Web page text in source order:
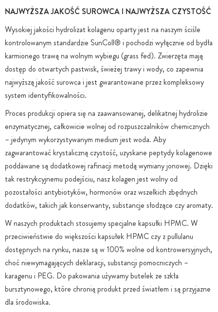
NAJWYŻSZA JAKOŚĆ SUROWCA I NAJWYŻSZA CZYSTOŚĆ
Wysokiej jakości hydrolizat kolagenu oparty jest na naszym ściśle
kontrolowanym standardzie SunColl® i pochodzi wyłącznie od bydła
karmionego trawą na wolnym wybiegu (grass fed). Zwierzęta mają
dostęp do otwartych pastwisk, świeżej trawy i wody, co zapewnia
najwyższą jakość surowca i jest gwarantowane przez kompleksowy
system identyfikowalności.
Proces produkcji opiera się na zaawansowanej, delikatnej hydrolizie
enzymatycznej, całkowicie wolnej od rozpuszczalników chemicznych
– jedynym wykorzystywanym medium jest woda. Aby
zagwarantować krystaliczną czystość, uzyskane peptydy kolagenowe
poddawane są dodatkowej rafinacji metodą wymiany jonowej. Dzięki
tak restrykcyjnemu podejściu, nasz kolagen jest wolny od
pozostałości antybiotyków, hormonów oraz wszelkich zbędnych
dodatków, takich jak konserwanty, substancje słodzące czy aromaty.
W naszych produktach stosujemy specjalne kapsułki HPMC. W
przeciwieństwie do większości kapsułek HPMC czy z pullulanu
dostępnych na rynku, nasze są w 100% wolne od kontrowersyjnych,
choć niewymagających deklaracji, substancji pomocniczych –
karagenu i PEG. Do pakowania używamy butelek ze szkła
bursztynowego, które chronią produkt przed światłem i są przyjazne
dla środowiska.